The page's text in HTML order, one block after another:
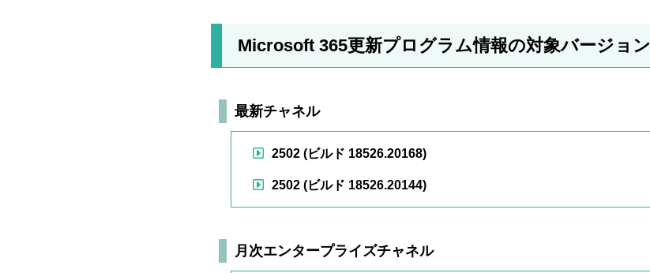
Microsoft 365更新プログラム情報の対象バージョン
最新チャネル
2502 (ビルド 18526.20168)
2502 (ビルド 18526.20144)
月次エンタープライズチャネル